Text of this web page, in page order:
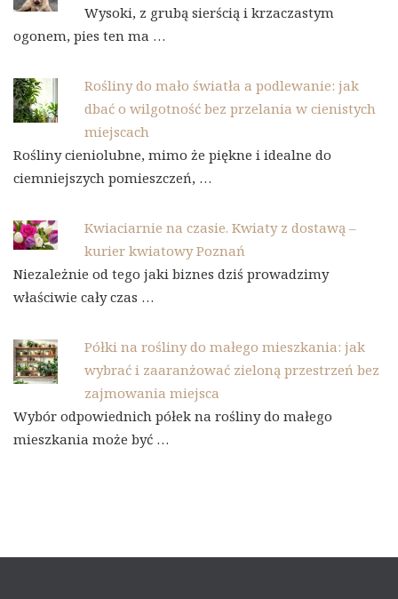
Wysoki, z grubą sierścią i krzaczastym
ogonem, pies ten ma …
Rośliny do mało światła a podlewanie: jak
dbać o wilgotność bez przelania w cienistych
miejscach
Rośliny cieniolubne, mimo że piękne i idealne do
ciemniejszych pomieszczeń, …
Kwiaciarnie na czasie. Kwiaty z dostawą –
kurier kwiatowy Poznań
Niezależnie od tego jaki biznes dziś prowadzimy
właściwie cały czas …
Półki na rośliny do małego mieszkania: jak
wybrać i zaaranżować zieloną przestrzeń bez
zajmowania miejsca
Wybór odpowiednich półek na rośliny do małego
mieszkania może być …